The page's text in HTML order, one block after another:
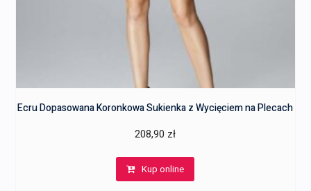
Ecru Dopasowana Koronkowa Sukienka z Wycięciem na Plecach
208,90 zł
Kup online